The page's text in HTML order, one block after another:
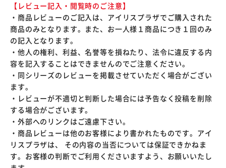
【レビュー記入・閲覧時のご注意】
・商品レビューのご記入は、アイリスプラザでご購入された
商品のみとなります。また、お一人様１商品につき１回のみ
の記入となります。
・他人の権利、利益、名誉等を損ねたり、法令に違反する内
容を記入することはできませんのでご注意ください。
・同シリーズのレビューを掲載させていただく場合がござい
ます。
・レビューが不適切と判断した場合には予告なく投稿を削除
する場合がございます。
・外部へのリンクはご遠慮下さい。
・商品レビューは他のお客様により書かれたものです。アイ
リスプラザは、 その内容の当否については保証できかねま
す。お客様の判断でご利用くださいますよう、お願いいたし